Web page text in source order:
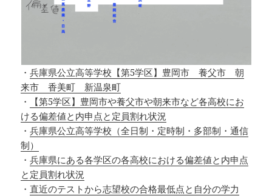
・兵庫県公立高等学校【第5学区】豊岡市 養父市 朝
来市 香美町 新温泉町
・
【第5学区】豊岡市や養父市や朝来市など各高校にお
ける偏差値と内申点と定員割れ状況
・兵庫県公立高等学校（全日制・定時制・多部制・通信
制）
・兵庫県にある各学区の各高校における偏差値と内申点
と定員割れ状況
・直近のテストから志望校の合格最低点と自分の学力